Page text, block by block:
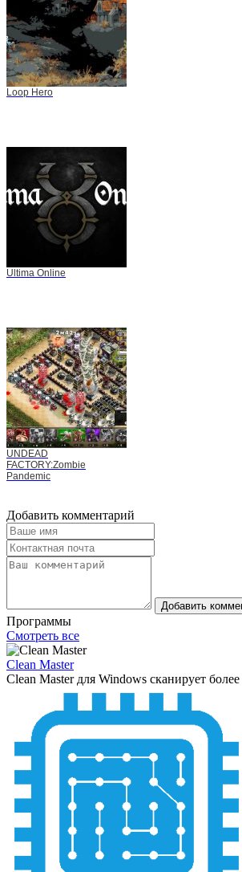
Loop Hero
Ultima Online
UNDEAD
FACTORY:Zombie
Pandemic
Добавить комментарий
Добавить
Программы
Смотреть все
Clean Master
Clean Master для Windows сканирует